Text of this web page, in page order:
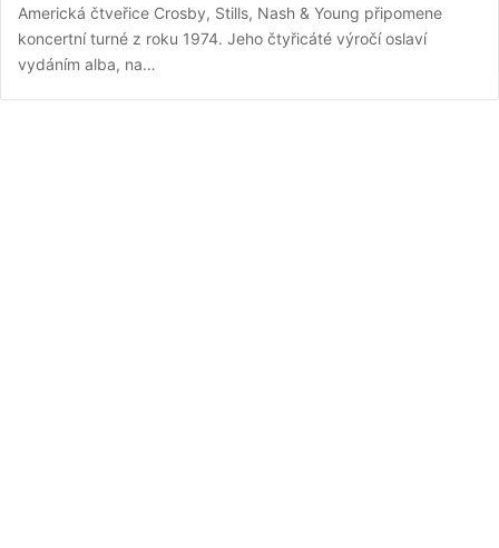
Americká čtveřice Crosby, Stills, Nash & Young připomene
koncertní turné z roku 1974. Jeho čtyřicáté výročí oslaví
vydáním alba, na…